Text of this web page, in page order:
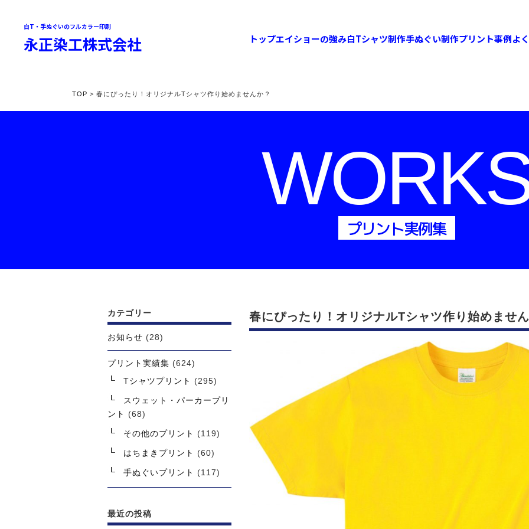
白T・手ぬぐいのフルカラー印刷
永正染工株式会社 トップエイショーの強み白Tシャツ制作手ぬぐい制作プリント事例よ
TOP > 春にぴったり！オリジナルTシャツ作り始めませんか？
プリント実例集
春にぴったり！オリジナルTシャツ作り始めませ
カテゴリー
お知らせ (28)
プリント実績集 (624)
Tシャツプリント
(295)
スウェット・パーカープリ
ント
(68)
その他のプリント (119)
はちまきプリント (60)
手ぬぐいプリント (117)
最近の投稿